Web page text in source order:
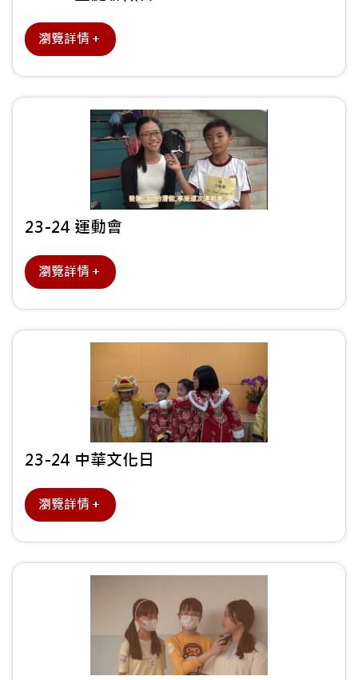
瀏覽詳情＋
23-24 運動會
瀏覽詳情＋
23-24 中華文化日
瀏覽詳情＋